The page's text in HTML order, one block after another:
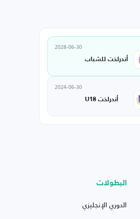
2028-06-30
أندرلخت للشباب
2024-06-30
أندرلخت U18
البطولات
الدوري الإنجليزي